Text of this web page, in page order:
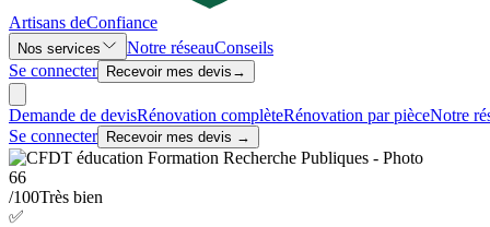
Artisans deConfiance
Nos services Notre réseauConseils
Se connecter
Recevoir mes devis →
Demande de devisRénovation complèteRénovation par pièceNotre
Se connecter
Recevoir mes devis →
66
/100Très bien
✅